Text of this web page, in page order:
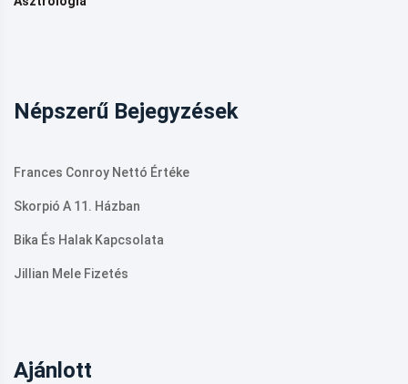
Népszerű Bejegyzések
Frances Conroy Nettó Értéke
Skorpió A 11. Házban
Bika És Halak Kapcsolata
Jillian Mele Fizetés
Ajánlott